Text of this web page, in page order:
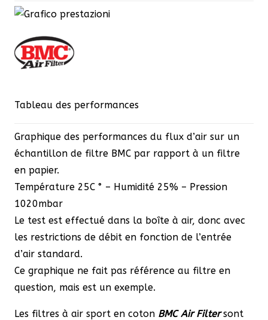
Tableau des performances
Graphique des performances du flux d’air sur un
échantillon de filtre BMC par rapport à un filtre
en papier.
Température 25C ° – Humidité 25% – Pression
1020mbar
Le test est effectué dans la boîte à air, donc avec
les restrictions de débit en fonction de l’entrée
d’air standard.
Ce graphique ne fait pas référence au filtre en
question, mais est un exemple.
Les filtres à air sport en coton BMC Air Filter sont